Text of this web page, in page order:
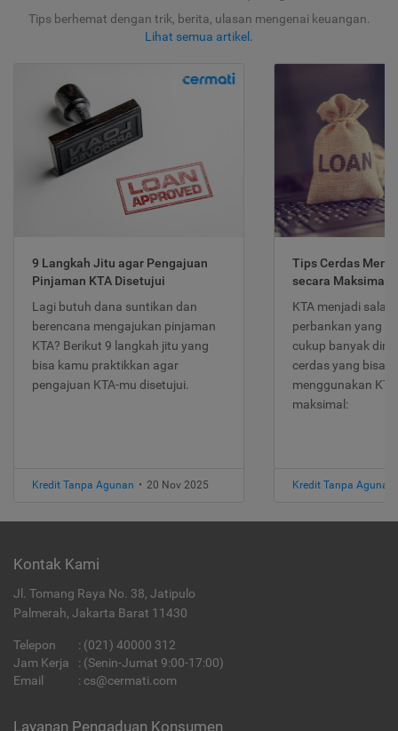
Tips berhemat dengan trik, berita, ulasan mengenai keuangan.
Lihat semua artikel .
9 Langkah Jitu agar Pengajuan
Pinjaman KTA Disetujui
Lagi butuh dana suntikan dan
berencana mengajukan pinjaman
KTA? Berikut 9 langkah jitu yang
bisa kamu praktikkan agar
pengajuan KTA-mu disetujui.
Kredit Tanpa Agunan • 20 Nov 2025
Tips Cerdas
secara Maksimal
KTA menjadi
perbankan yang
cukup banyak
cerdas yang bisa
menggunakan
maksimal:
Kredit Tanpa Agunan
Kontak Kami
Jl. Tomang Raya No. 38, Jatipulo
Palmerah, Jakarta Barat 11430
Telepon : (021) 40000 312
Jam Kerja
: (Senin-Jumat 9:00-17:00)
Email
: cs@cermati.com
Layanan Pengaduan Konsumen